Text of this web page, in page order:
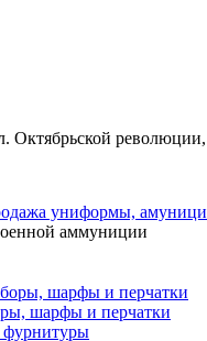
Октябрьской
аммуниции
шарфы и перчатки